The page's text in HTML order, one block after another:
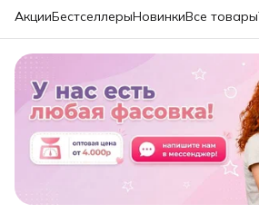
АкцииБестселлерыНовинкиВсе товары